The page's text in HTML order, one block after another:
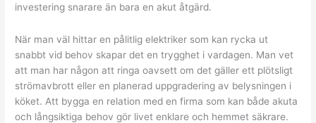
investering snarare än bara en akut åtgärd.
När man väl hittar en pålitlig elektriker som kan rycka ut
snabbt vid behov skapar det en trygghet i vardagen. Man vet
att man har någon att ringa oavsett om det gäller ett plötsligt
strömavbrott eller en planerad uppgradering av belysningen i
köket. Att bygga en relation med en firma som kan både akuta
och långsiktiga behov gör livet enklare och hemmet säkrare.